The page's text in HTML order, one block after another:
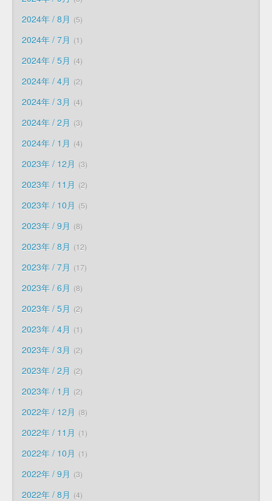
2024年 / 8月 5
2024年 / 7月 1
2024年 / 5月 4
2024年 / 4月 2
2024年 / 3月 4
2024年 / 2月 3
2024年 / 1月 4
2023年 / 12月 3
2023年 / 11月 2
2023年 / 10月 5
2023年 / 9月 8
2023年 / 8月 12
2023年 / 7月 17
2023年 / 6月 8
2023年 / 5月 2
2023年 / 4月 1
2023年 / 3月 2
2023年 / 2月 2
2023年 / 1月 2
2022年 / 12月 8
2022年 / 11月 1
2022年 / 10月 1
2022年 / 9月 3
2022年 / 8月 4